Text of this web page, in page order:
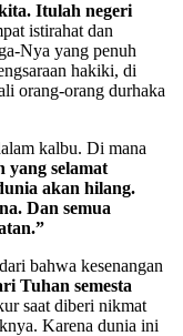
Itulah negeri
istirahat dan
Nya yang penuh
hakiki, di
orang-orang durhaka
kalbu. Di mana
yang selamat
akan hilang.
Dan semua
bahwa kesenangan
Tuhan semesta
saat diberi nikmat
Karena dunia ini